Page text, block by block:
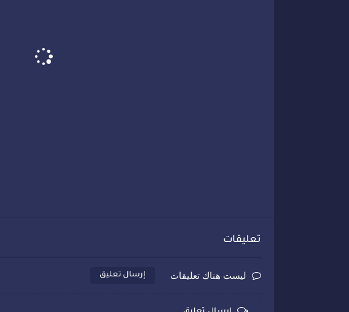
تعليقات
ليست هناك تعليقات إرسال تعليق